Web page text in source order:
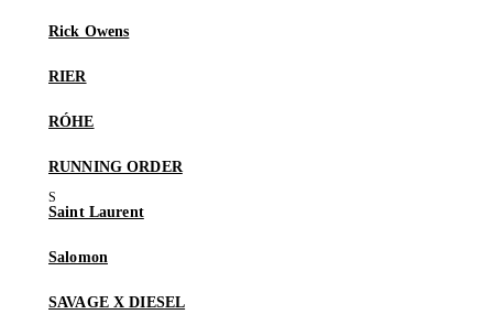
Rick Owens
RIER
RÓHE
RUNNING ORDER
Saint Laurent
Salomon
SAVAGE X DIESEL